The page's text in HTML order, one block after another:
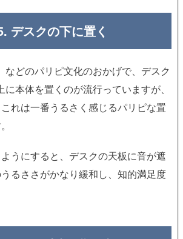
デスクの下に置く
などのパリピ文化のおかげで、デスク
に本体を置くのが流行っていますが、
れは一番うるさく感じるパリピな置
うにすると、デスクの天板に音が遮
るささがかなり緩和し、知的満足度